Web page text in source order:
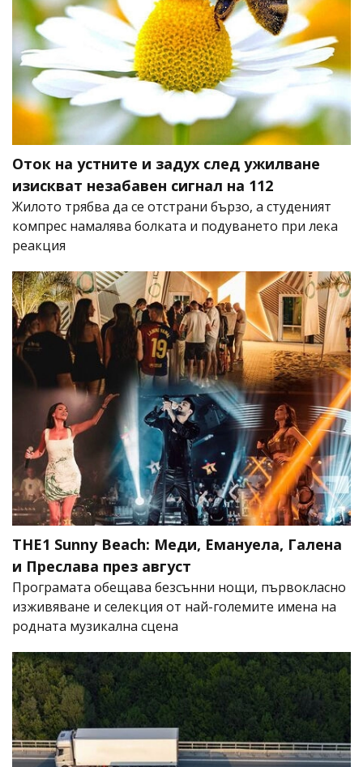
Оток на устните и задух след ужилване
изискват незабавен сигнал на 112
Жилото трябва да се отстрани бързо, а студеният
компрес намалява болката и подуването при лека
реакция
THE1 Sunny Beach: Меди, Емануела, Галена
и Преслава през август
Програмата обещава безсънни нощи, първокласно
изживяване и селекция от най-големите имена на
родната музикална сцена